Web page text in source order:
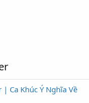
Ca Khúc Ý Nghĩa Về